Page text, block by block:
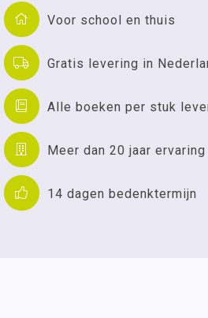
Voor school en thuis
Gratis levering in
Alle boeken per stuk
Meer dan 20 jaar ervaring
14 dagen bedenktermijn